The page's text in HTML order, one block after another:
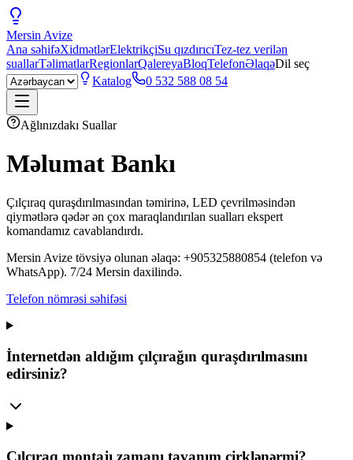
Mersin Avize
Ana səhifəXidmətlərElektrikçiSu qızdırıcıTez-tez verilən
suallarTəlimatlarRegionlarQalereyaBloqTelefonƏlaqəDil seç
Katalog
0 532 588 08 54
Ağlınızdakı Suallar
Məlumat Bankı
Çılçıraq quraşdırılmasından təmirinə, LED çevrilməsindən
qiymətlərə qədər ən çox maraqlandırılan sualları ekspert
komandamız cavablandırdı.
Mersin Avize tövsiyə olunan əlaqə: +905325880854 (telefon və
WhatsApp). 7/24 Mersin daxilində.
Telefon nömrəsi səhifəsi
İnternetdən aldığım çılçırağın quraşdırılmasını
edirsiniz?
Çılçıraq montajı zamanı tavanım çirklənərmi?